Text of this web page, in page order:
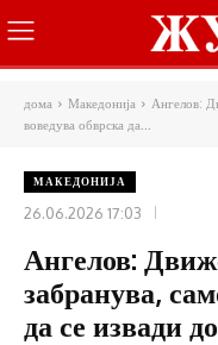
дома Македонија
Ангелов:
воведува обврска да...
МАКЕДОНИЈА
26.06.2026 17:03
Ангелов:
забранува,
да се извади